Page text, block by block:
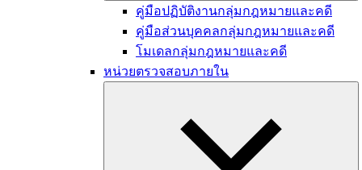
คู่มือปฏิบัติงานกลุ่มกฎหมายและคดี
คู่มือส่วนบุคคลกลุ่มกฎหมายและคดี
โมเดลกลุ่มกฎหมายและคดี
หน่วยตรวจสอบภายใน